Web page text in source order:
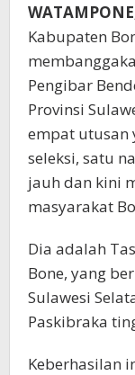
Kabupaten
Pengibar
Provinsi
empat utusan
seleksi, satu
jauh dan kini
masyarakat
Dia adalah
Bone, yang
Sulawesi
Paskibraka
Keberhasilan